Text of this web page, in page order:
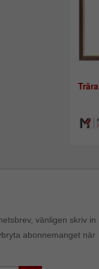
vänligen skriv in
abonnemanget när